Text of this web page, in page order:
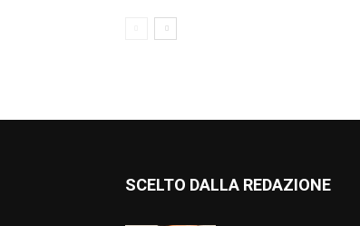
SCELTO DALLA REDAZIONE